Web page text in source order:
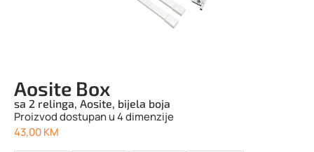
Aosite Box
sa 2 relinga, Aosite, bijela boja
Proizvod dostupan u 4 dimenzije
43,00KM